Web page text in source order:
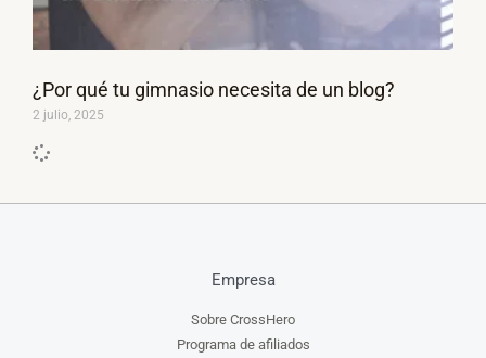
¿Por qué tu gimnasio necesita de un blog?
2 julio, 2025
Empresa
Sobre CrossHero
Programa de afiliados